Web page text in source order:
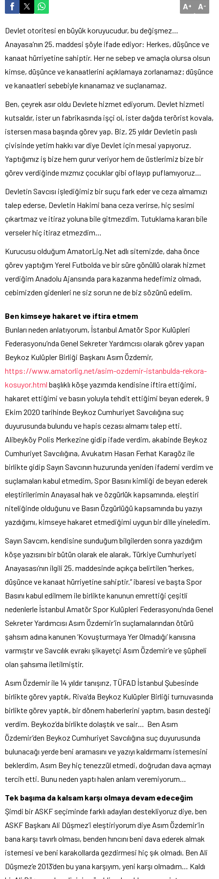
A+ A-
Devlet otoritesi en büyük koruyucudur, bu değişmez…
Anayasa’nın 25. maddesi şöyle ifade ediyor: Herkes, düşünce ve
kanaat hürriyetine sahiptir. Her ne sebep ve amaçla olursa olsun
kimse, düşünce ve kanaatlerini açıklamaya zorlanamaz; düşünce
ve kanaatleri sebebiyle kınanamaz ve suçlanamaz.
Ben, çeyrek asır oldu Devlete hizmet ediyorum. Devlet hizmeti
kutsaldır, ister un fabrikasında işçi ol, ister dağda terörist kovala,
istersen masa başında görev yap. Biz, 25 yıldır Devletin paslı
çivisinde yetim hakkı var diye Devlet için mesai yapıyoruz.
Yaptığımız iş bize hem gurur veriyor hem de üstlerimiz bize bir
görev verdiğinde mızmız çocuklar gibi oflayıp puflamıyoruz…
Devletin Savcısı işlediğimiz bir suçu fark eder ve ceza almamızı
talep ederse, Devletin Hakimi bana ceza verirse, hiç sesimi
çıkartmaz ve itiraz yoluna bile gitmezdim. Tutuklama kararı bile
verseler hiç itiraz etmezdim…
Kurucusu olduğum AmatorLig.Net adlı sitemizde, daha önce
görev yaptığım Yerel Futbolda ve bir süre gönüllü olarak hizmet
verdiğim Anadolu Ajansında para kazanma hedefimiz olmadı,
cebimizden gidenleri ne siz sorun ne de biz sözünü edelim.
Ben kimseye hakaret ve iftira etmem
Bunları neden anlatıyorum, İstanbul Amatör Spor Kulüpleri
Federasyonu’nda Genel Sekreter Yardımcısı olarak görev yapan
Beykoz Kulüpler Birliği Başkanı Asım Özdemir,
https://www.amatorlig.net/asim-ozdemir-istanbulda-rekora-
kosuyor.html başlıklı köşe yazımda kendisine iftira ettiğimi,
hakaret ettiğimi ve basın yoluyla tehdit ettiğimi beyan ederek, 9
Ekim 2020 tarihinde Beykoz Cumhuriyet Savcılığına suç
duyurusunda bulundu ve hapis cezası almamı talep etti.
Alibeyköy Polis Merkezine gidip ifade verdim, akabinde Beykoz
Cumhuriyet Savcılığına, Avukatım Hasan Ferhat Karagöz ile
birlikte gidip Sayın Savcının huzurunda yeniden ifademi verdim ve
suçlamaları kabul etmedim, Spor Basını kimliği de beyan ederek
eleştirilerimin Anayasal hak ve özgürlük kapsamında, eleştiri
niteliğinde olduğunu ve Basın Özgürlüğü kapsamında bu yazıyı
yazdığımı, kimseye hakaret etmediğimi uygun bir dille yineledim.
Sayın Savcım, kendisine sunduğum bilgilerden sonra yazdığım
köşe yazısını bir bütün olarak ele alarak, Türkiye Cumhuriyeti
Anayasası’nın ilgili 25. maddesinde açıkça belirtilen “herkes,
düşünce ve kanaat hürriyetine sahiptir.” ibaresi ve başta Spor
Basını kabul edilmem ile birlikte kanunun emrettiği çeşitli
nedenlerle İstanbul Amatör Spor Kulüpleri Federasyonu’nda Genel
Sekreter Yardımcısı Asım Özdemir’in suçlamalarından ötürü
şahsım adına kanunen ‘Kovuşturmaya Yer Olmadığı’ kanısına
varmıştır ve Savcılık evrakı şikayetçi Asım Özdemir’e ve şüpheli
olan şahsıma iletilmiştir.
Asım Özdemir ile 14 yıldır tanışırız, TÜFAD İstanbul Şubesinde
birlikte görev yaptık, Riva’da Beykoz Kulüpler Birliği turnuvasında
birlikte görev yaptık, bir dönem haberlerini yaptım, basın desteği
verdim. Beykoz’da birlikte dolaştık ve sair… Ben Asım
Özdemir’den Beykoz Cumhuriyet Savcılığına suç duyurusunda
bulunacağı yerde beni aramasını ve yazıyı kaldırmamı istemesini
beklerdim, Asım Bey hiç tenezzül etmedi, doğrudan dava açmayı
tercih etti. Bunu neden yaptı halen anlam veremiyorum…
Tek başıma da kalsam karşı olmaya devam edeceğim
Şimdi bir ASKF seçiminde farklı adayları destekliyoruz diye, ben
ASKF Başkanı Ali Düşmez’i eleştiriyorum diye Asım Özdemir’in
bana karşı tavırlı olması, benden hıncını beni dava ederek almak
istemesi ve beni karakollarda gezdirmesi hiç şık olmadı. Ben Ali
Düşmez’e 2013’den bu yana karşıyım, yeni karşı olmadım… Kaldı